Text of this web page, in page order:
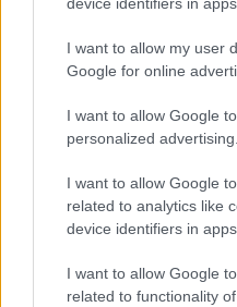
I want to allow my user
Google for online
I want to allow Google
personalized advertising.
I want to allow Google
related to analytics like
device identifiers in apps.
I want to allow Google
related to functionality
A projekt részeként
Várkanyarban álló Nepomuki
M1
Bicske
Új